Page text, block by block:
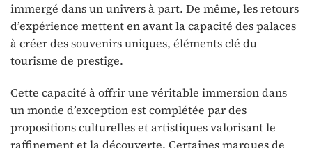
immergé dans un univers à part. De même, les retours
d’expérience mettent en avant la capacité des palaces
à créer des souvenirs uniques, éléments clé du
tourisme de prestige.
Cette capacité à offrir une véritable immersion dans
un monde d’exception est complétée par des
propositions culturelles et artistiques valorisant le
raffinement et la découverte. Certaines marques de